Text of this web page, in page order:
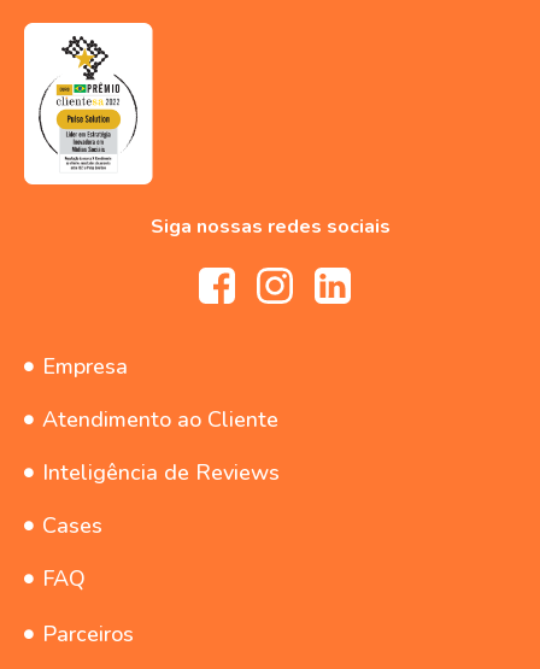
Siga nossas redes sociais
Empresa
Atendimento ao Cliente
Inteligência de Reviews
Cases
FAQ
Parceiros